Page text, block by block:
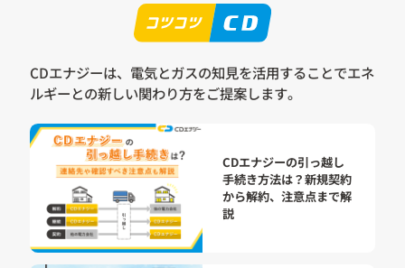
CDエナジーは、電気とガスの知見を活用することでエネ
ルギーとの新しい関わり方をご提案します。
CDエナジーの引っ越し
手続き方法は？新規契約
から解約、注意点まで解
説